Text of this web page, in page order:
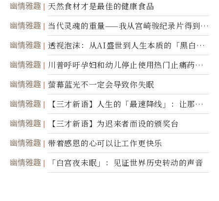
幽情雅趣 天然食材才是最佳的健康食品
幽情雅趣
当代灵魂的重量——我从宫崎骏纪录片得到的
省思
幽情雅趣
透视泡沫：从AI盛世到人生本质的「黑白一
瞬」
幽情雅趣
川普呼吁孕妇和幼儿停止使用热门止痛药泰
诺
幽情雅趣 萤幕蓝光不一定会导致你失眠
幽情雅趣
【三才新语】人生的「最速降线」：让那道
光，带你滑向自己
幽情雅趣 【三才新语】为迟来者而设的颁奖台
幽情雅趣 带着感恩的心可以让工作更快乐
幽情雅趣 「白宫夜未眠」：见证世界历史转动的声音